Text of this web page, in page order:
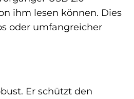
ihm lesen können. Dies
oder umfangreicher
Er schützt den